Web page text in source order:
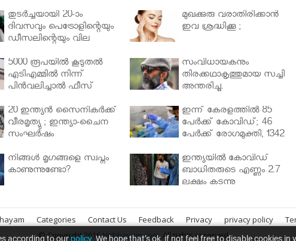
തുടർച്ചയായി 20-ാം
ദിവസവും പെട്രോളിന്റെയും
ഡീസലിന്റെയും വില
മുഖക്കുരു വരാതിരിക്കാന്‍
ഇവ ശ്രദ്ധിക്കൂ ;
5000 രൂപയിൽ കൂടുതൽ
എടിഎമ്മിൽ നിന്ന്
പിൻവലിച്ചാൽ ഫീസ്
സംവിധായകനും
തിരക്കഥാകൃത്തുമായ സച്ചി
അന്തരിച്ചു.
20 ഇന്ത്യൻ സൈനികർക്ക്
വീരമൃത്യു ; ഇന്ത്യാ-ചൈന
സംഘർഷം
ഇന്ന് കേരളത്തിൽ 85
പേർക്ക് കോവിഡ്; 46
പേർക്ക് രോഗമുക്തി, 1342
നിങ്ങള്‍ മൃഗങ്ങളെ സ്വപ്നം
കാണുന്നുണ്ടോ?
ഇന്ത്യയിൽ കോവിഡ്
ബാധിതരുടെ എണ്ണം 2.7
ലക്ഷം കടന്നു
Categories Contact Us Feedback Privacy privacy policy
© Copyright 2016Nirbhayam.com. All rights reserved.
according to ourpolicy.We hope that’s ok, if not feel free to disable cookies in